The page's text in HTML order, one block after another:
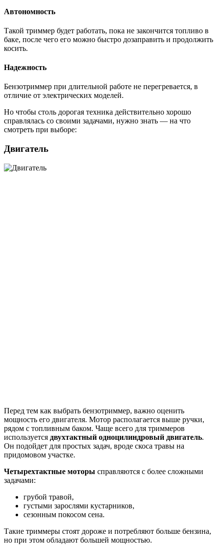
Автономность
Такой триммер будет работать, пока не закончится топливо в
баке, после чего его можно быстро дозаправить и продолжить
косить.
Надежность
Бензотриммер при длительной работе не перегревается, в
отличие от электрических моделей.
Но чтобы столь дорогая техника действительно хорошо
справлялась со своими задачами, нужно знать — на что
смотреть при выборе:
Двигатель
Перед тем как выбрать бензотриммер, важно оценить
мощность его двигателя. Мотор располагается выше ручки,
рядом с топливным баком. Чаще всего для триммеров
используется двухтактный одноцилиндровый двигатель.
Он подойдет для простых задач, вроде скоса травы на
придомовом участке.
Четырехтактные моторы справляются с более сложными
задачами:
грубой травой,
густыми зарослями кустарников,
сезонным покосом сена.
Такие триммеры стоят дороже и потребляют больше бензина,
но при этом обладают большей мощностью.